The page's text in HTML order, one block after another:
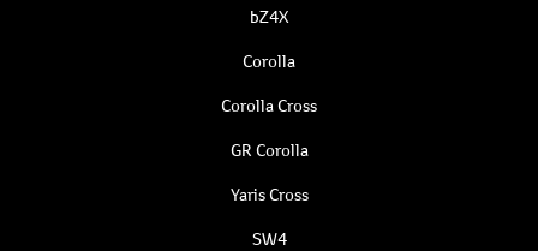
bZ4X
Corolla
Corolla Cross
GR Corolla
Yaris Cross
SW4